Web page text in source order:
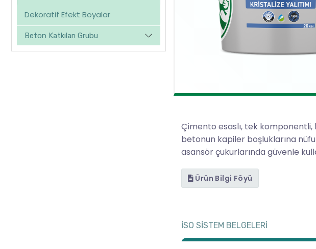
Dekoratif Efekt Boyalar
Beton Katkıları Grubu
Çimento esaslı, tek komponentli,
betonun kapiler boşluklarına
asansör çukurlarında güvenle
Ürün Bilgi Föyü
İSO SİSTEM BELGELERİ